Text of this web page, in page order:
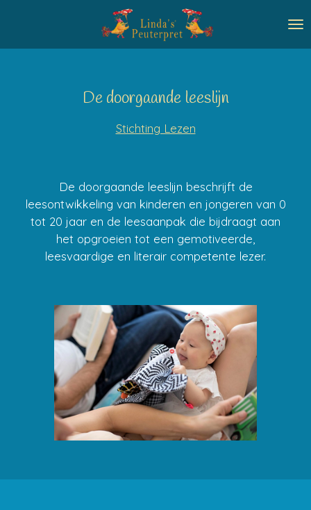
naar
De doorgaande leeslijn
Stichting Lezen
De doorgaande leeslijn beschrijft de
leesontwikkeling van kinderen en jongeren van 0
tot 20 jaar en de leesaanpak die bijdraagt aan
het opgroeien tot een gemotiveerde,
leesvaardige en literair competente lezer.